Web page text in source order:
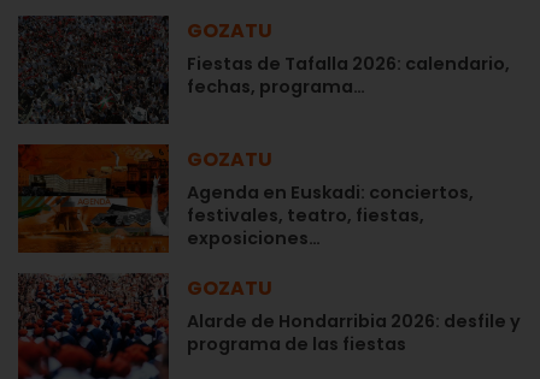
GOZATU
Fiestas de Tafalla 2026: calendario,
fechas, programa…
GOZATU
Agenda en Euskadi: conciertos,
festivales, teatro, fiestas,
exposiciones…
GOZATU
Alarde de Hondarribia 2026: desfile y
programa de las fiestas